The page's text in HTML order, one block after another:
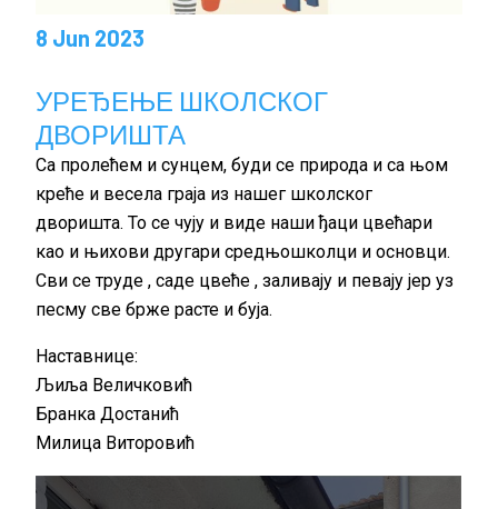
8 Jun 2023
УРЕЂЕЊЕ ШКОЛСКОГ
ДВОРИШТА
Са пролећем и сунцем, буди се природа и са њом
креће и весела граја из нашег школског
дворишта. То се чују и виде наши ђаци цвећари
као и њихови другари средњошколци и основци.
Сви се труде , саде цвеће , заливају и певају јер уз
песму све брже расте и буја.
Наставнице:
Љиља Величковић
Бранка Достанић
Милица Виторовић